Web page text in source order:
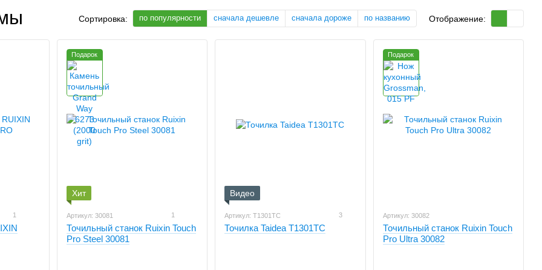
Сортировка: по популярности сначала дешевле сначала дороже по названию Отображение:
1
Подарок
Хит
Артикул: 30081 1
Точильный станок Ruixin Touch
Pro Steel 30081
Видео
Артикул: T1301TC 3
Точилка Taidea T1301TC
Подарок
Артикул: 30082
Точильный станок Ruixin Touch
Pro Ultra 30082